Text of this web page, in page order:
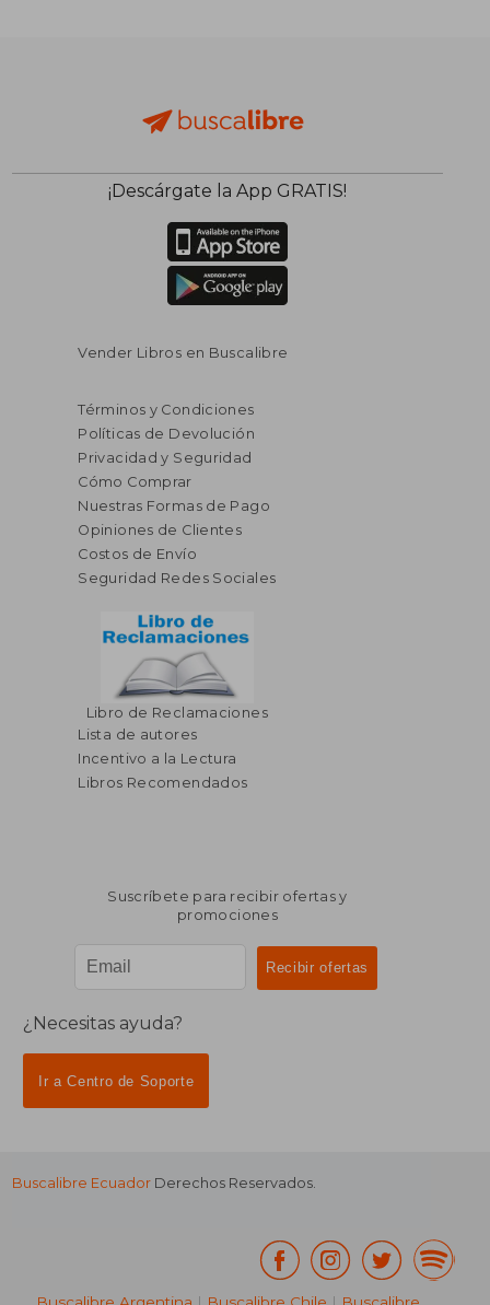
¡Descárgate la App GRATIS!
Vender Libros en Buscalibre
Términos y Condiciones
Políticas de Devolución
Privacidad y Seguridad
Cómo Comprar
Nuestras Formas de Pago
Opiniones de Clientes
Costos de Envío
Seguridad Redes Sociales
Libro de Reclamaciones
Lista de autores
Incentivo a la Lectura
Libros Recomendados
Suscríbete para recibir ofertas y
promociones
¿Necesitas ayuda?
Ir a Centro de Soporte
Buscalibre Ecuador Derechos Reservados.